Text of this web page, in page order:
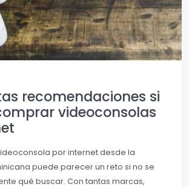
recomendaciones si
videoconsolas
por internet desde la
puede parecer un reto si no se
qué buscar. Con tantas marcas,